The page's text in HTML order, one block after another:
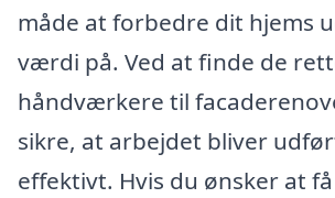
måde at forbedre dit hjems
værdi på. Ved at finde de
håndværkere til
sikre, at arbejdet bliver
effektivt. Hvis du ønsker at